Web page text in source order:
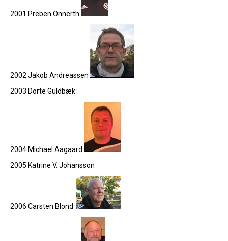
2001 Preben Önnerth
2002 Jakob Andreassen
2003 Dorte Guldbæk
2004 Michael Aagaard
2005 Katrine V. Johansson
2006 Carsten Blond